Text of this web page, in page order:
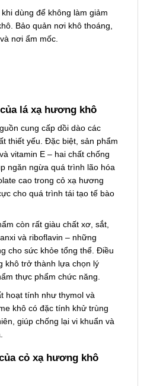
dùng để không làm giảm
Bảo quản nơi khô thoáng,
nơi ẩm mốc.
lá xạ hương khô
cung cấp dồi dào các
thiết yếu. Đặc biệt, sản phẩm
vitamin E – hai chất chống
ngăn ngừa quá trình lão hóa
cao trong cỏ xạ hương
cho quá trình tái tạo tế bào
còn rất giàu chất xơ, sắt,
và riboflavin – những
cho sức khỏe tổng thể. Điều
khô trở thành lựa chọn lý
thực phẩm chức năng.
hoạt tính như thymol và
khô có đặc tính khử trùng
giúp chống lại vi khuẩn và
cỏ xạ hương khô